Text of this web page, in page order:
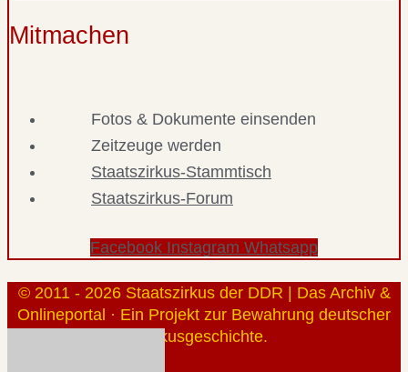
Mitmachen
Fotos & Dokumente einsenden
Zeitzeuge werden
Staatszirkus-Stammtisch
Staatszirkus-Forum
Facebook Instagram Whatsapp
© 2011 - 2026 Staatszirkus der DDR | Das Archiv &
Onlineportal · Ein Projekt zur Bewahrung deutscher
Zirkusgeschichte.